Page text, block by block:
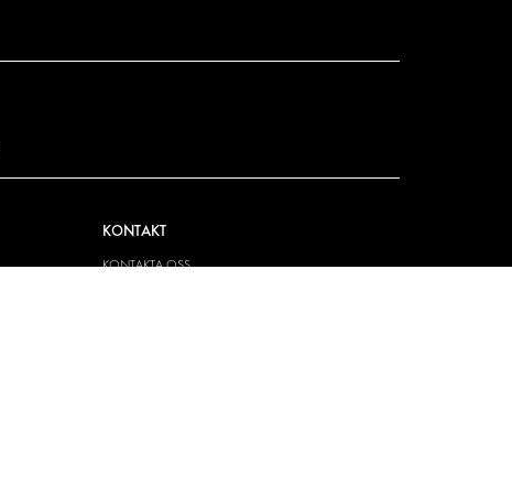
KONTAKT
KONTAKTA OSS